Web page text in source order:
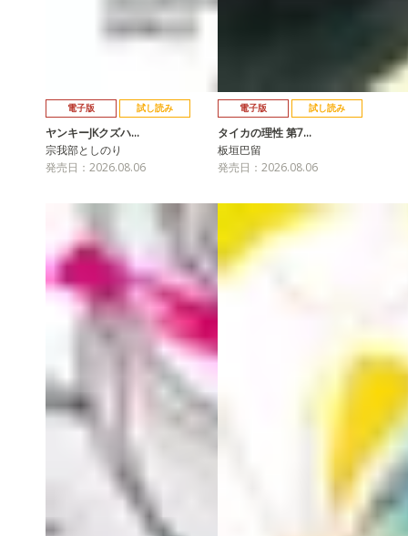
電子版 試し読み
ヤンキーJKクズハ…
宗我部としのり
発売日：2026.08.06
電子版 試し読み
タイカの理性 第7…
板垣巴留
発売日：2026.08.06